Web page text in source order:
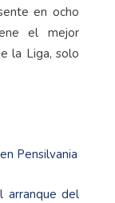
en ocho
el mejor
la Liga, solo
Pensilvania
arranque del